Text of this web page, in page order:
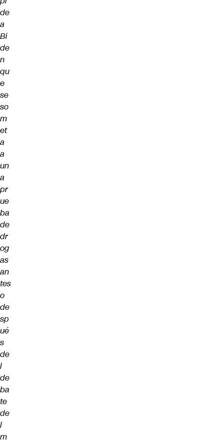
de
a
Bi
de
n
qu
e
se
so
m
et
a
a
un
a
pr
ue
ba
de
dr
og
as
an
tes
o
de
sp
ué
s
de
l
de
ba
te
de
l
m